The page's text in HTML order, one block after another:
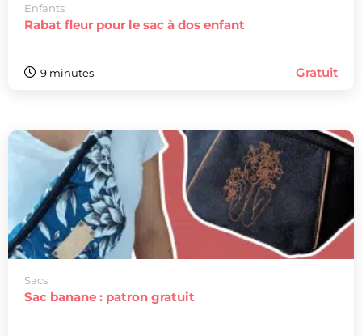
Enfants
Rabat fleur pour le sac à dos enfant
9 minutes Gratuit
Sacs
Sac banane : patron gratuit